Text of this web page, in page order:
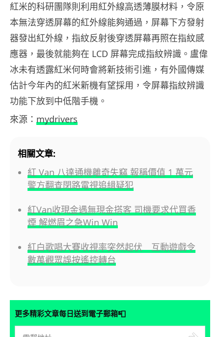
紅米的科研團隊則利用紅外線高透薄膜材料，令原
本無法穿透屏幕的紅外線能夠通過，屏幕下方發射
器發出紅外線，指紋反射後穿透屏幕再照在指紋感
應器，最後就能夠在 LCD 屏幕完成指紋辨識。盧偉
冰未有透露紅米何時會將新技術引進，有外國傳媒
估計今年內的紅米新機有望採用，令屏幕指紋辨識
功能下放到中低階手機。
來源： mydrivers
相關文章:
紅 Van 八達通機離奇失竊 報稱價值 1 萬元
警方翻查閉路電視追緝疑犯
紅Van收現金遇無現金搭客 司機要求代買香
煙 解燃眉之急Win Win
紅白歌唱大賽收視率突然起伏 互動遊戲令
數萬觀眾誤按遙控轉台
更多精彩文章每日送到電子郵箱📮